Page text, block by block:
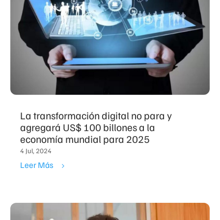
La transformación digital no para y
agregará US$ 100 billones a la
economía mundial para 2025
4 Jul, 2024
Leer Más